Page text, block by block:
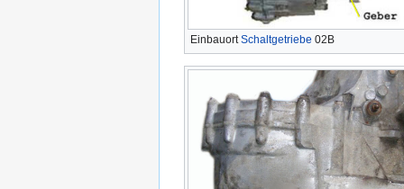
EinbauortSchaltgetriebe 02B